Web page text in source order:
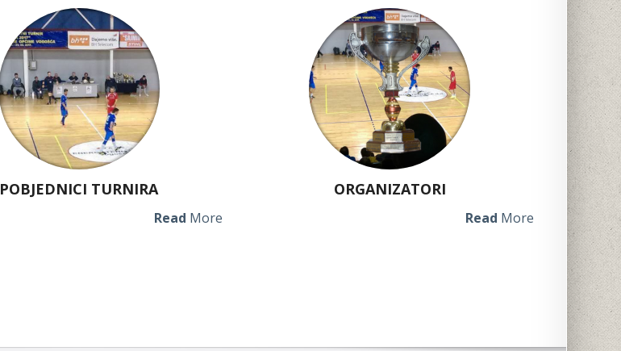
POBJEDNICI TURNIRA
Read More
ORGANIZATORI
Read More